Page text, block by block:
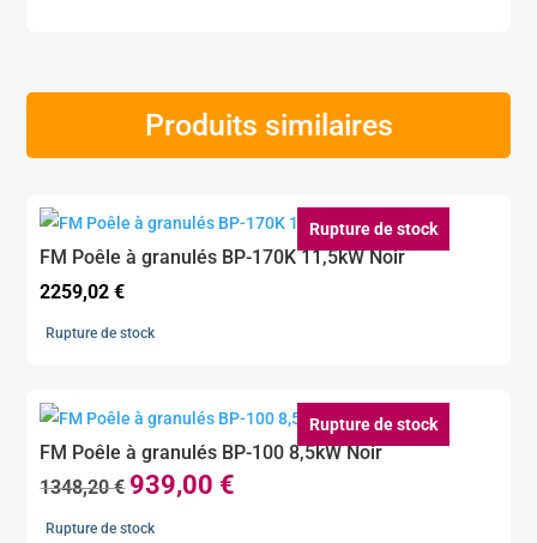
Produits similaires
Rupture de stock
FM Poêle à granulés BP-170K 11,5kW Noir
2259,02€
Rupture de stock
Rupture de stock
FM Poêle à granulés BP-100 8,5kW Noir
1348,20€ Le
prix
939,00 €
Rupture de stock